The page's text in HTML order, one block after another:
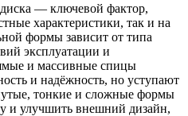
— ключевой фактор,
характеристики, так и на
формы зависит от типа
эксплуатации и
и массивные спицы
и надёжность, но уступают
тонкие и сложные формы
и улучшить внешний дизайн,